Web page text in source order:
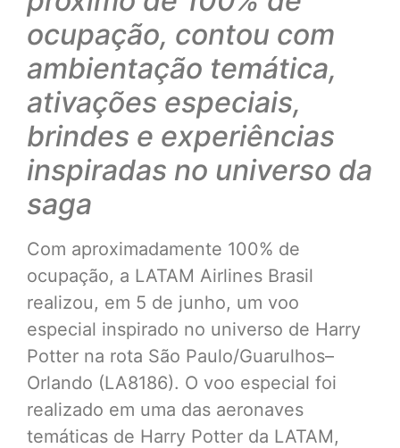
ocupação, contou com
ambientação temática,
ativações especiais,
brindes e experiências
inspiradas no universo da
saga
Com aproximadamente 100% de
ocupação, a LATAM Airlines Brasil
realizou, em 5 de junho, um voo
especial inspirado no universo de Harry
Potter na rota São Paulo/Guarulhos–
Orlando (LA8186). O voo especial foi
realizado em uma das aeronaves
temáticas de Harry Potter da LATAM,